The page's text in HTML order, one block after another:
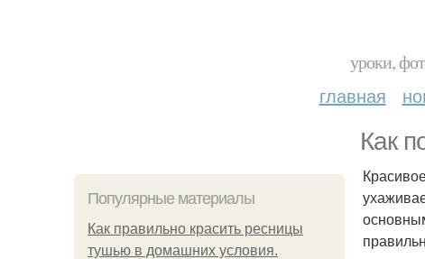
уроки,
главная
Как
Популярные материалы
Как правильно красить ресницы
тушью в домашних условия.